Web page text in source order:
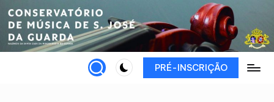
Skip
content
PRÉ-INSCRIÇÃO